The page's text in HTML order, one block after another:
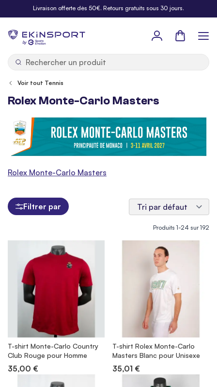
Allez au contenuLivraison offerte dès 50€. Retours gratuits sous 30 jours.
by
Panier
Voir tout Tennis
Rolex Monte-Carlo Masters
Produits 1-24 sur192
T-shirt Monte-Carlo Country
Club Rouge pour Homme
35,00 €
T-shirt Rolex Monte-Carlo
Masters Blanc pour Unisexe
35,01 €
Rolex Monte-Carlo Masters
Filtrer par